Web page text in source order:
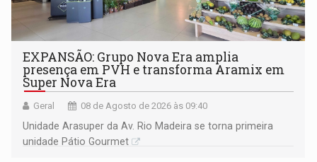
EXPANSÃO: Grupo Nova Era amplia
presença em PVH e transforma Aramix em
Super Nova Era
Geral 08 de Agosto de 2026 às 09:40
Unidade Arasuper da Av. Rio Madeira se torna primeira
unidade Pátio Gourmet